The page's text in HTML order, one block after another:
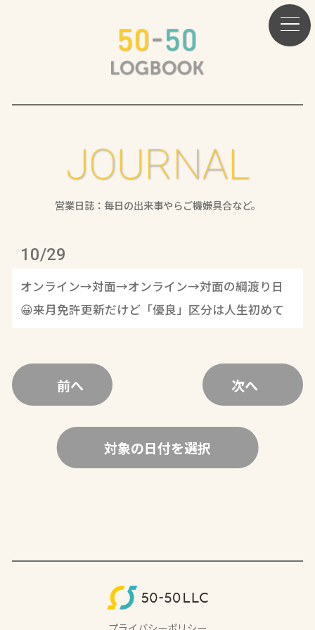
JOURNAL
営業日誌：毎日の出来事やらご機嫌具合など。
10/29
オンライン→対面→オンライン→対面の綱渡り日
😀来月免許更新だけど「優良」区分は人生初めて
前へ 次へ
対象の日付を選択